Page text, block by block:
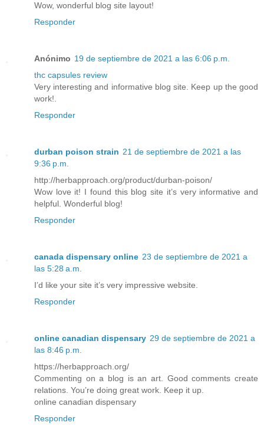
Wow, wonderful blog site layout!
Responder
Anónimo 19 de septiembre de 2021 a las 6:06 p.m.
thc capsules review
Very interesting and informative blog site. Keep up the good
work!.
Responder
durban poison strain 21 de septiembre de 2021 a las
9:36 p.m.
http://herbapproach.org/product/durban-poison/
Wow love it! I found this blog site it’s very informative and
helpful. Wonderful blog!
Responder
canada dispensary online 23 de septiembre de 2021 a
las 5:28 a.m.
I’d like your site it’s very impressive website.
Responder
online canadian dispensary 29 de septiembre de 2021 a
las 8:46 p.m.
https://herbapproach.org/
Commenting on a blog is an art. Good comments create
relations. You’re doing great work. Keep it up.
online canadian dispensary
Responder